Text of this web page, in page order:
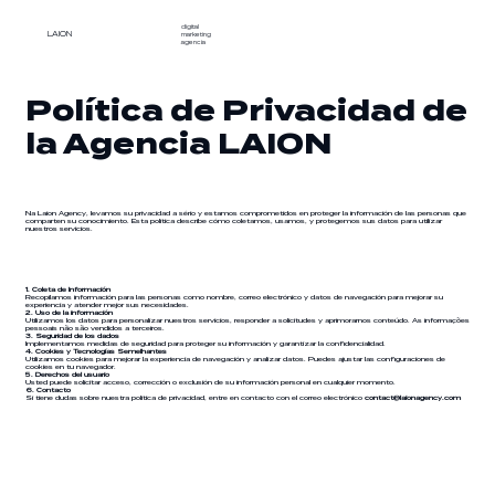
LAION
digital
marketing
agencia
Política de Privacidad de
la Agencia LAION
Na Laion Agency, levamos su privacidad a sério y estamos comprometidos en proteger la información de las personas que
comparten su conocimiento. Esta política describe cómo coletamos, usamos, y protegemos sus datos para utilizar
nuestros servicios.
1. Coleta de Información
Recopilamos información para las personas como nombre, correo electrónico y datos de navegación para mejorar su
experiencia y atender mejor sus necesidades.
2. Uso de la información
Utilizamos los datos para personalizar nuestros servicios, responder a solicitudes y aprimorarnos conteúdo. As informações
pessoais não são vendidos a terceiros.
3. Seguridad de los dados
Implementamos medidas de seguridad para proteger su información y garantizar la confidencialidad.
4. Cookies y Tecnologías Semelhantes
Utilizamos cookies para mejorar la experiencia de navegación y analizar datos. Puedes ajustar las configuraciones de
cookies en tu navegador.
5. Derechos del usuario
Usted puede solicitar acceso, corrección o exclusión de su información personal en cualquier momento.
6. Contacto
Si tiene dudas sobre nuestra política de privacidad, entre en contacto con el correo electrónico contact@laionagency.com